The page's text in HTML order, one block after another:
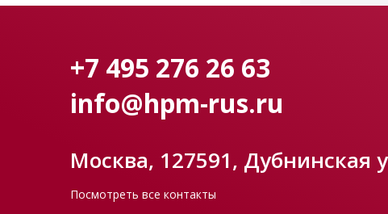
+7 495 276 26 63
info@hpm-rus.ru
Москва, 127591, Дубнинская
Посмотреть все контакты